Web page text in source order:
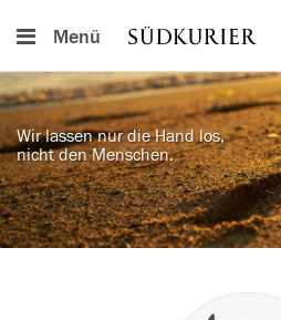
Menü
Wir lassen nur die Hand los,
nicht den Menschen.